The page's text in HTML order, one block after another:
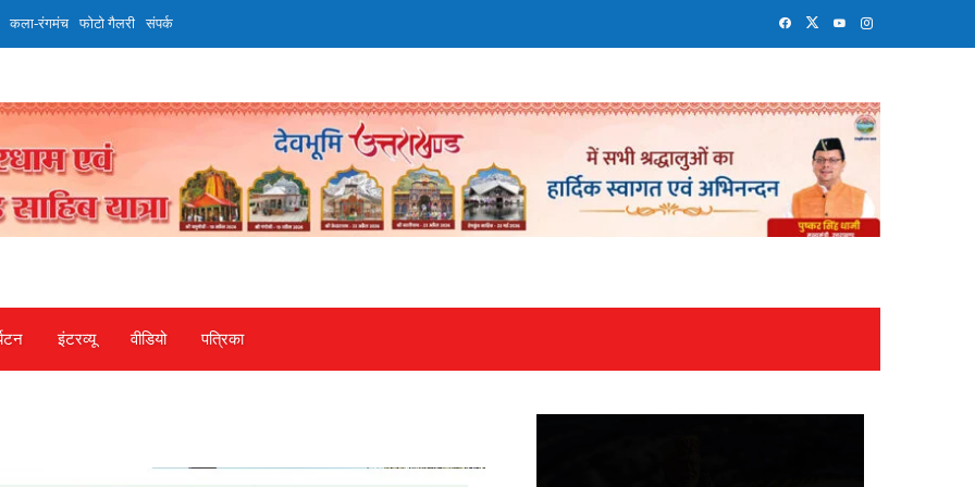
कला-रंगमंच फोटो गैलरी संपर्क
इंटरव्‍यू वीडियो पत्रिका